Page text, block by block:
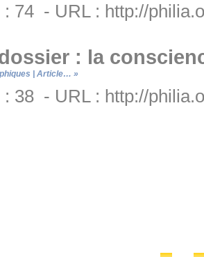
74 - URL : http://
: la
| Article… »
38 - URL : http://